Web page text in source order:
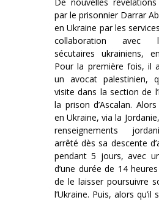
par le prisonnier Darrar
en Ukraine par les
collaboration avec
sécutaires ukrainiens,
Pour la première fois, il
un avocat palestinien,
visite dans la section de
la prison d’Ascalan.
en Ukraine, via la
renseignements
arrêté dès sa descente
pendant 5 jours, avec
d’une durée de 14
de le laisser poursuivre
l’Ukraine. Puis, alors